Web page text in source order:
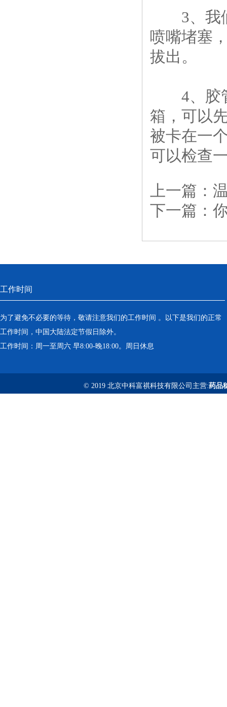
3、我们
喷嘴堵塞
拔出。
4、胶管
箱，可以
被卡在一
可以检查
上一篇：
下一篇：
工作时间
为了避免不必要的等待，敬请注意我们的工作时间 。以下是我们的正常
工作时间，中国大陆法定节假日除外。
工作时间：周一至周六 早8:00-晚18:00。周日休息
© 2019 北京中科富祺科技有限公司主营:药品